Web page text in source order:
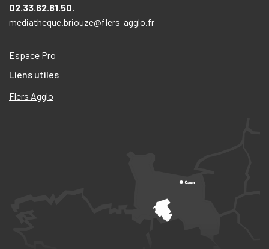
02.33.62.81.50.
mediatheque.briouze@flers-agglo.fr
Espace Pro
Liens utiles
Flers Agglo